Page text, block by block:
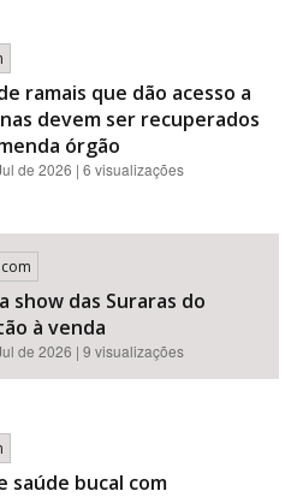
ramais que dão acesso a
devem ser recuperados
órgão
de 2026 | 6 visualizações
show das Suraras do
à venda
de 2026 | 9 visualizações
saúde bucal com